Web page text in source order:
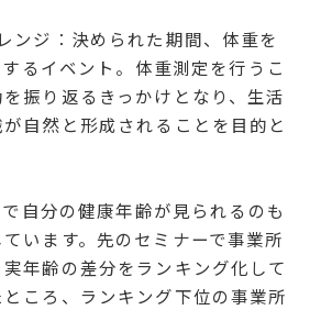
ンジ：決められた期間、体重を
るイベント。体重測定を行うこ
振り返るきっかけとなり、生活
自然と形成されることを目的と
自分の健康年齢が見られるのも
います。先のセミナーで事業所
年齢の差分をランキング化して
ころ、ランキング下位の事業所